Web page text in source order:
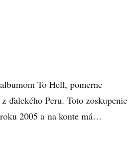
To Hell, pomerne
ďalekého Peru. Toto zoskupenie
2005 a na konte má…